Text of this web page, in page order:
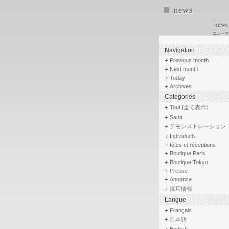
news
news
ニュース
Navigation
Previous month
Next month
Today
Archives
Catégories
Tout [全て表示]
Sada
デモンストレーション
Individuels
fêtes et réceptions
Boutique Paris
Boutique Tokyo
Presse
Annonce
採用情報
Langue
Français
日本語